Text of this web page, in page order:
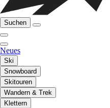
Suchen
Neues
Ski
Snowboard
Skitouren
Wandern & Trek
Klettern